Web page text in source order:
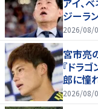
ジーラ
2026/08/
宮市亮
『ドラ
郎に憧
2026/08/